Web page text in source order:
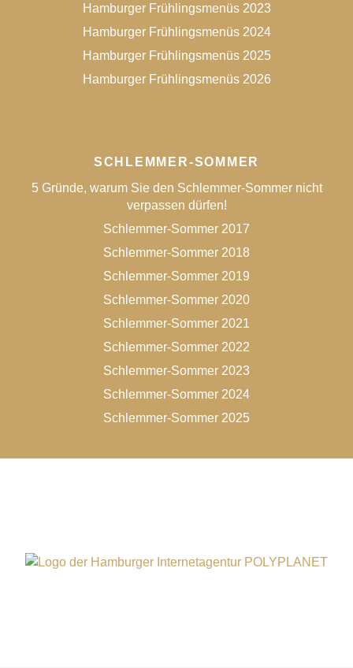
Hamburger Frühlingsmenüs 2023
Hamburger Frühlingsmenüs 2024
Hamburger Frühlingsmenüs 2025
Hamburger Frühlingsmenüs 2026
SCHLEMMER-SOMMER
5 Gründe, warum Sie den Schlemmer-Sommer nicht
verpassen dürfen!
Schlemmer-Sommer 2017
Schlemmer-Sommer 2018
Schlemmer-Sommer 2019
Schlemmer-Sommer 2020
Schlemmer-Sommer 2021
Schlemmer-Sommer 2022
Schlemmer-Sommer 2023
Schlemmer-Sommer 2024
Schlemmer-Sommer 2025